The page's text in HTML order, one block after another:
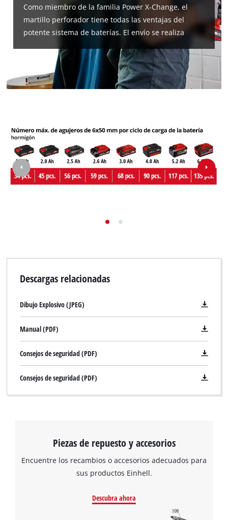
Como miembro de la familia Power X-Change, el
martillo perforador tiene todas las ventajas del
potente sistema de baterías. El envío se realiza
Descargas relacionadas
Dibujo Explosivo (JPEG)
Manual (PDF)
Consejos de seguridad (PDF)
Consejos de seguridad (PDF)
Piezas de repuesto y accesorios
Encuentre los recambios o accesorios adecuados para
sus productos Einhell.
Descubra ahora